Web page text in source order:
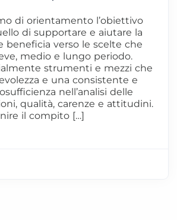
di orientamento l’obiettivo
di supportare e aiutare la
beneficia verso le scelte che
medio e lungo periodo.
strumenti e mezzi che
e una consistente e
nell’analisi delle
qualità, carenze e attitudini.
il compito […]